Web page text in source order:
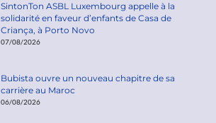
SintonTon ASBL Luxembourg appelle à la
solidarité en faveur d’enfants de Casa de
Criança, à Porto Novo
07/08/2026
Bubista ouvre un nouveau chapitre de sa
carrière au Maroc
06/08/2026